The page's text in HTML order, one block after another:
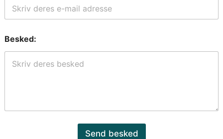
Besked:
Send besked